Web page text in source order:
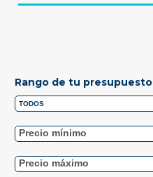
Rango de tu presupuesto